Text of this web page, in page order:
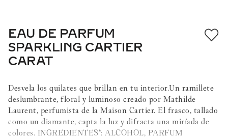
EAU DE PARFUM
SPARKLING CARTIER
CARAT
Desvela los quilates que brillan en tu interior.Un ramillete
deslumbrante, floral y luminoso creado por Mathilde
Laurent, perfumista de la Maison Cartier. El frasco, tallado
como un diamante, capta la luz y difracta una miríada de
colores. INGREDIENTES*: ALCOHOL, PARFUM